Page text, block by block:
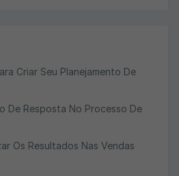
Criar Seu Planejamento De
De Resposta No Processo De
Os Resultados Nas Vendas